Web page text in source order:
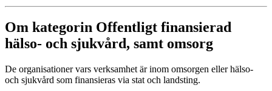
Om kategorin Offentligt finansierad
hälso- och sjukvård, samt omsorg
De organisationer vars verksamhet är inom omsorgen eller hälso-
och sjukvård som finansieras via stat och landsting.